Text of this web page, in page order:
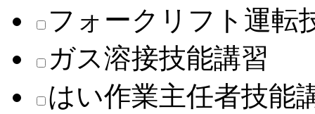
フォークリフト運転
ガス溶接技能講習
はい作業主任者技能